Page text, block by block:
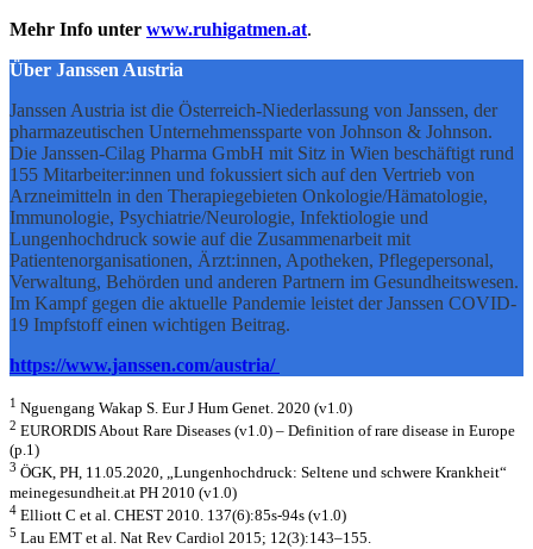
Mehr Info unter www.ruhigatmen.at.
Über Janssen Austria
Janssen Austria ist die Österreich-Niederlassung von Janssen, der
pharmazeutischen Unternehmenssparte von Johnson & Johnson.
Die Janssen-Cilag Pharma GmbH mit Sitz in Wien beschäftigt rund
155 Mitarbeiter:innen und fokussiert sich auf den Vertrieb von
Arzneimitteln in den Therapiegebieten Onkologie/Hämatologie,
Immunologie, Psychiatrie/Neurologie, Infektiologie und
Lungenhochdruck sowie auf die Zusammenarbeit mit
Patientenorganisationen, Ärzt:innen, Apotheken, Pflegepersonal,
Verwaltung, Behörden und anderen Partnern im Gesundheitswesen.
Im Kampf gegen die aktuelle Pandemie leistet der Janssen COVID-
19 Impfstoff einen wichtigen Beitrag.
https://www.janssen.com/austria/
1 Nguengang Wakap S. Eur J Hum Genet. 2020 (v1.0)
2 EURORDIS About Rare Diseases (v1.0) – Definition of rare disease in Europe
(p.1)
3 ÖGK, PH, 11.05.2020, „Lungenhochdruck: Seltene und schwere Krankheit“
meinegesundheit.at PH 2010 (v1.0)
4 Elliott C et al. CHEST 2010. 137(6):85s-94s (v1.0)
5 Lau EMT et al. Nat Rev Cardiol 2015; 12(3):143–155.